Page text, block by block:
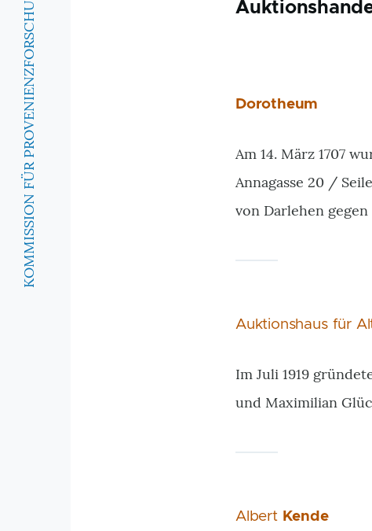
Dorotheum
Am 14. März 1707
Annagasse 20 /
von Darlehen
Auktionshaus für
Im Juli 1919
und Maximilian
Albert Kende
KOMMISSION FÜR PROVENIENZFORSCHUNG